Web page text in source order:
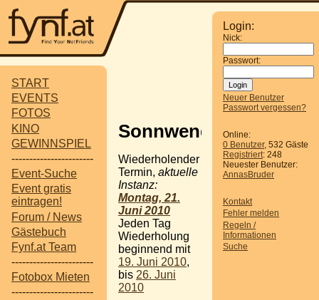
START
EVENTS
FOTOS
KINO
GEWINNSPIEL
-----------------------
Event-Suche
Event gratis
eintragen!
Forum / News
Gästebuch
Fynf.at Team
-----------------------
Fotobox Mieten
-----------------------
Login:
Nick:
Passwort:
Neuer Benutzer
Passwort vergessen?
Online:
0 Benutzer, 532 Gäste
Registriert: 248
Neuester Benutzer:
AnnasBruder
Kontakt
Fehler melden
Regeln /
Informationen
Suche
Sonnwendfeier
Wiederholender
Termin, aktuelle
Instanz:
Montag, 21.
Juni 2010
Jeden Tag
Wiederholung
beginnend mit
19. Juni 2010,
bis 26. Juni
2010